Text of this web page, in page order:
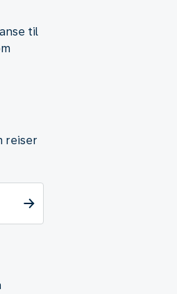
til
reiser